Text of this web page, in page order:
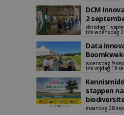
DCM
2
dinsdag 1
t/m woensdag
Data
woensdag 9
t/m vrijdag 18
stappen
maandag 28